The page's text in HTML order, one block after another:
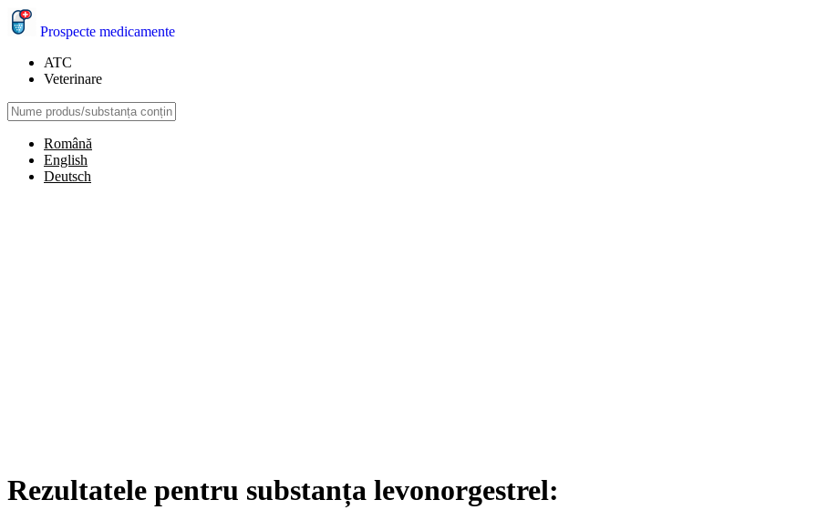
Prospecte medicamente
ATC
Veterinare
Română
English
Deutsch
Rezultatele pentru substanța levonorgestrel: